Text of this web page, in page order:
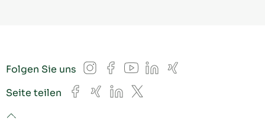
Folgen Sie uns Instagram
Facebook
YouTube
LinkedIn
Xing
Seite teilen Facebook
XingLinkedIn
X
to top